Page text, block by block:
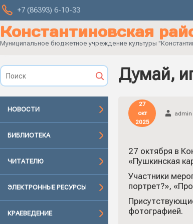
+7 (86393) 6-10-33
Константиновская
Муниципальное бюджетное учреждение культуры
НОВОСТИ
БИБЛИОТЕКА
ЧИТАТЕЛЮ
ЭЛЕКТРОННЫЕ РЕСУРСЫ
КРАЕВЕДЕНИЕ
Думай,
27
окт
2025
admin
27 октября в
«Пушкинская
Участники
портрет?»,
фотографией.